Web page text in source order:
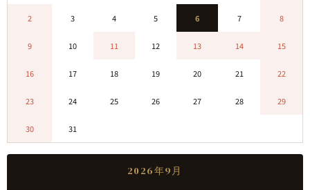
2 3 4 5 6 7 8
9 10 11 12 13 14 15
16 17 18 19 20 21 22
23 24 25 26 27 28 29
30 31
2026年9月